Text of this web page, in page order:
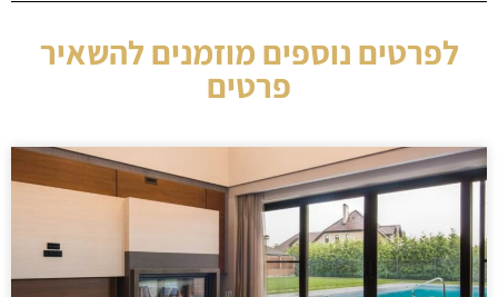
לפרטים נוספים מוזמנים להשאיר
פרטים